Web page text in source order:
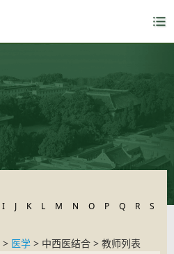
I J K L M N O P Q R
S
> 医学 > 中西医结合 > 教师列表